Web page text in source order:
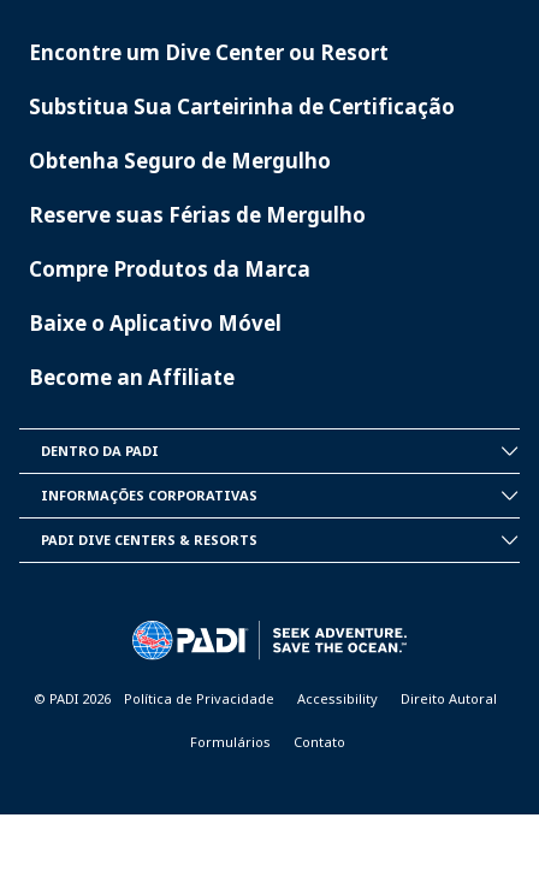
PADI
Encontre um Dive Center ou Resort
Substitua Sua Carteirinha de Certificação
Obtenha Seguro de Mergulho
Reserve suas Férias de Mergulho
Compre Produtos da Marca
Baixe o Aplicativo Móvel
Become an Affiliate
PADI
DENTRO DA PADI
INFORMATION
INFORMAÇÕES CORPORATIVAS
PADI DIVE CENTERS & RESORTS
© PADI 2026 Política de Privacidade Accessibility Direito Autoral
Formulários Contato